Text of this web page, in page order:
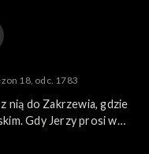
18, odc. 1783
nią do Zakrzewia, gdzie
Gdy Jerzy prosi w
zwalnia Marczaka.